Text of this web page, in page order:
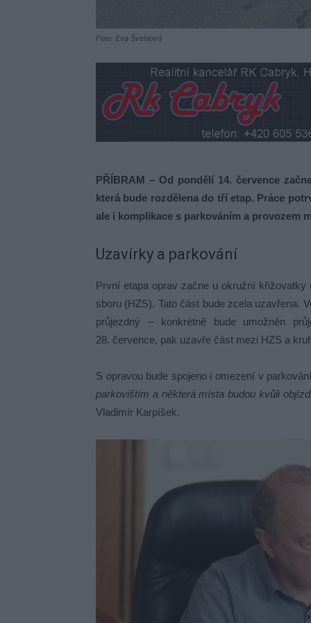
Foto: Eva Švehlová
PŘÍBRAM – Od pondělí 14. července
která bude rozdělena do tří etap. Práce
ale i komplikace s parkováním a provozem
Uzavírky a parkování
První etapa oprav začne u okružní
sboru (HZS). Tato část bude zcela uzavřena.
průjezdný – konkrétně bude umožněn
28. července, pak uzavře část mezi HZS a
S opravou bude spojeno i omezení v
parkovištím a některá místa budou kvůli
Vladimír Karpíšek.